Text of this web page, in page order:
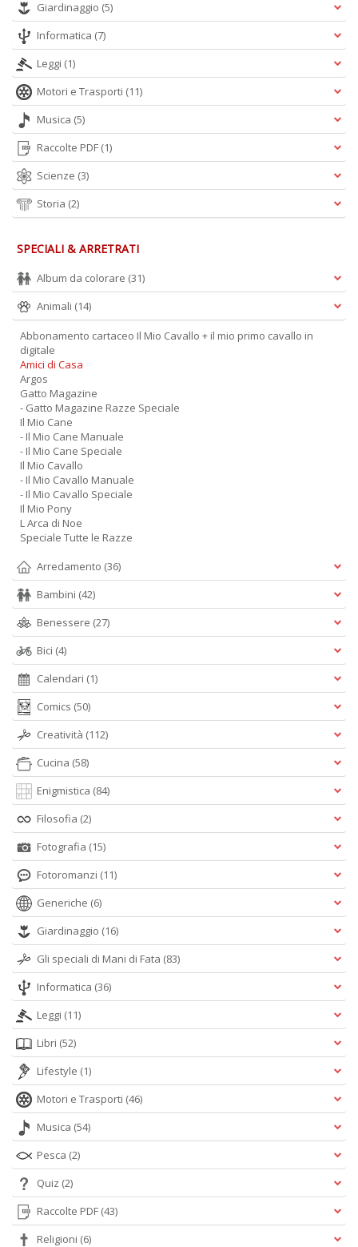
Giardinaggio (5)
Informatica (7)
Leggi (1)
Motori e Trasporti (11)
Musica (5)
Raccolte PDF (1)
Scienze (3)
Storia (2)
SPECIALI & ARRETRATI
Album da colorare (31)
Animali (14)
Abbonamento cartaceo Il Mio Cavallo + il mio primo cavallo in
digitale
Amici di Casa
Argos
Gatto Magazine
- Gatto Magazine Razze Speciale
Il Mio Cane
- Il Mio Cane Manuale
- Il Mio Cane Speciale
Il Mio Cavallo
- Il Mio Cavallo Manuale
- Il Mio Cavallo Speciale
Il Mio Pony
L Arca di Noe
Speciale Tutte le Razze
Arredamento (36)
Bambini (42)
Benessere (27)
Bici (4)
Calendari (1)
Comics (50)
Creatività (112)
Cucina (58)
Enigmistica (84)
Filosofia (2)
Fotografia (15)
Fotoromanzi (11)
Generiche (6)
Giardinaggio (16)
Gli speciali di Mani di Fata (83)
Informatica (36)
Leggi (11)
Libri (52)
Lifestyle (1)
Motori e Trasporti (46)
Musica (54)
Pesca (2)
Quiz (2)
Raccolte PDF (43)
Religioni (6)